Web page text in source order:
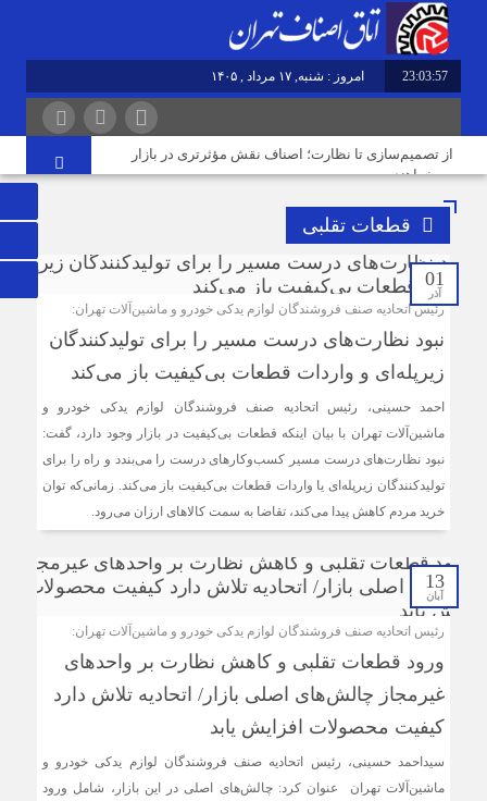
23:03:57 امروز : شنبه, ۱۷ مرداد , ۱۴۰۵
از تصمیم‌سازی تا نظارت؛ اصناف نقش مؤثرتری در بازار
می‌خواهند
قیمت شوینده کاهش۴۰درصدی تقاضا
اصناف قلب تپنده اقتصاد و تقویت‌کننده وحدت ملی هستند
فریب قیمت‌های پایین گوشی را نخورید/ حمایت بیشتر از حقوق
مردم و فعالان قانونمند بازار با افزایش سهم خریدهای رسمی
رویکرد قضایی؛ فاصله قیمت سکه طرح قدیم و جدید را کاهش
داد
پیام رئیس اتاق اصناف تهران به مناسبت روز خبرنگار
بزرگ دیدار کردند
ثبت قیمت کالا و خدمات در سامانه ۱۲۴ الزامی است
قطعات تقلبی
01
آذر
رئیس اتحادیه صنف فروشندگان لوازم یدکی خودرو و ماشین‌آلات تهران:
نبود نظارت‌های درست مسیر را برای تولیدکنندگان
زیرپله‌‌‌‌‌ای و واردات قطعات بی‌‌‌‌‌کیفیت باز می‌کند
احمد حسینی، رئیس اتحادیه صنف فروشندگان لوازم یدکی خودرو و
ماشین‌آلات تهران با بیان اینکه قطعات بی‌‌‌‌‌کیفیت در بازار وجود دارد، گفت:
نبود نظارت‌های درست مسیر کسب‌وکارهای درست را می‌بندد و راه را برای
تولیدکنندگان زیرپله‌‌‌‌‌ای یا واردات قطعات بی‌‌‌‌‌کیفیت باز می‌کند. زمانی‌که توان
خرید مردم کاهش پیدا می‌کند، تقاضا به سمت کالاهای ارزان می‌رود.
13
آبان
رئیس اتحادیه صنف فروشندگان لوازم یدکی خودرو و ماشین‌آلات تهران:
ورود قطعات تقلبی و کاهش نظارت بر واحدهای
غیرمجاز چالش‌های اصلی بازار/ اتحادیه تلاش دارد
کیفیت محصولات افزایش یابد
سیداحمد حسینی، رئیس اتحادیه صنف فروشندگان لوازم یدکی خودرو و
ماشین‌آلات تهران عنوان کرد: چالش‌های اصلی در این بازار، شامل ورود